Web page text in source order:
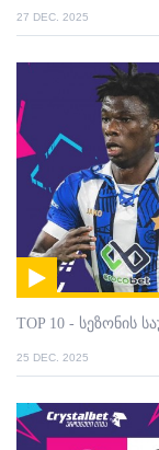
27 DEC. 2025
TOP 10 - სეზონის
25 DEC. 2025